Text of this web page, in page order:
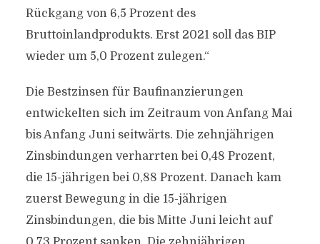
Rückgang von 6,5 Prozent des
Bruttoinlandprodukts. Erst 2021 soll das BIP
wieder um 5,0 Prozent zulegen.“
Die Bestzinsen für Baufinanzierungen
entwickelten sich im Zeitraum von Anfang Mai
bis Anfang Juni seitwärts. Die zehnjährigen
Zinsbindungen verharrten bei 0,48 Prozent,
die 15-jährigen bei 0,88 Prozent. Danach kam
zuerst Bewegung in die 15-jährigen
Zinsbindungen, die bis Mitte Juni leicht auf